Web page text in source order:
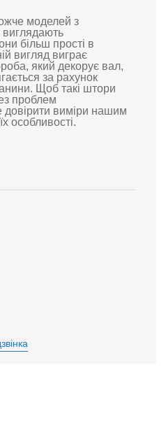
моделей з
виглядають
більш прості в
вигляд виграє
який декорує вал,
за рахунок
Щоб такі штори
проблем
виміри нашим
особливості.